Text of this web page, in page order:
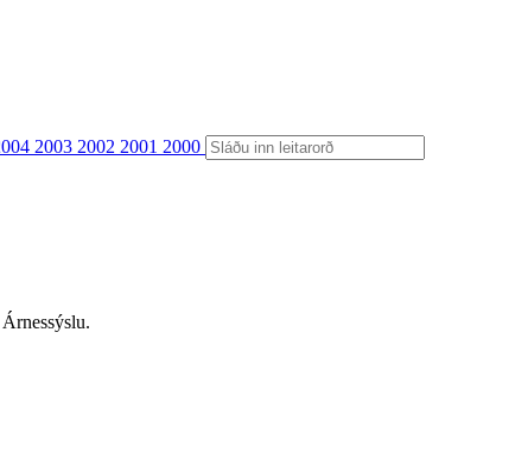
2003 2002 2001 2000